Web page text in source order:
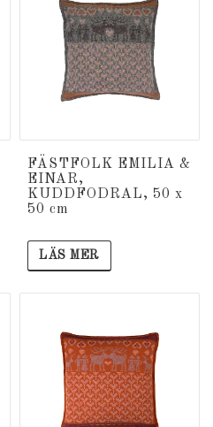
FÄSTFOLK EMILIA &
EINAR,
KUDDFODRAL, 50 x
50 cm
LÄS MER